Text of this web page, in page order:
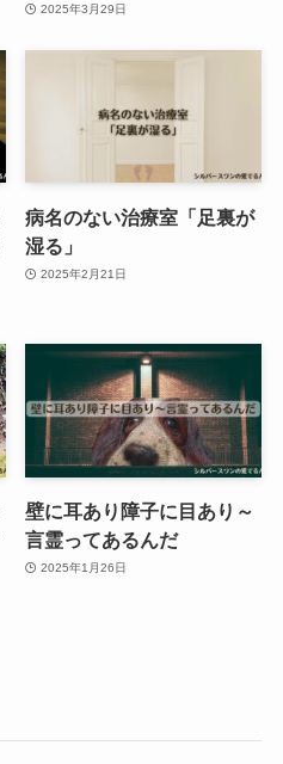
2025年3月29日
病名のない治療室「足裏が
湿る」
2025年2月21日
壁に耳あり障子に目あり～
言霊ってあるんだ
2025年1月26日